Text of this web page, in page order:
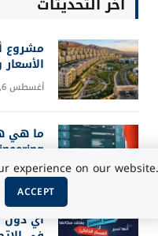
التوجهات المستقبلية
experience on our website.
ACCEPT